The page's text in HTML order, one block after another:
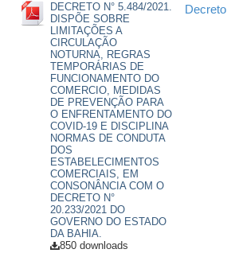
DECRETO N° 5.484/2021.
DISPÕE SOBRE
LIMITAÇÕES A
CIRCULAÇÃO
NOTURNA, REGRAS
TEMPORÁRIAS DE
FUNCIONAMENTO DO
COMERCIO, MEDIDAS
DE PREVENÇÃO PARA
O ENFRENTAMENTO DO
COVID-19 E DISCIPLINA
NORMAS DE CONDUTA
DOS
ESTABELECIMENTOS
COMERCIAIS, EM
CONSONÂNCIA COM O
DECRETO N°
20.233/2021 DO
GOVERNO DO ESTADO
DA BAHIA.
850 downloads
Decreto